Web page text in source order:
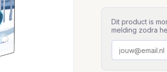
Dit product is
melding zodra